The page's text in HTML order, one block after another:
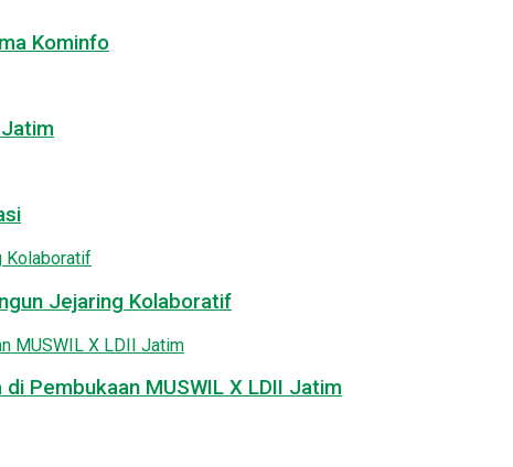
Kominfo
Jejaring Kolaboratif
Pembukaan MUSWIL X LDII Jatim